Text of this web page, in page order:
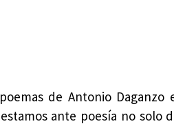
de Antonio Daganzo
ante poesía no solo